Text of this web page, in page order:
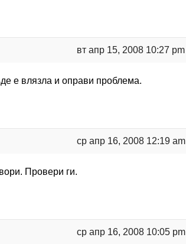
вт апр 15, 2008 10:27 pm
е влязла и оправи проблема.
ср апр 16, 2008 12:19 am
Провери ги.
ср апр 16, 2008 10:05 pm